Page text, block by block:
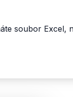
soubor Excel,